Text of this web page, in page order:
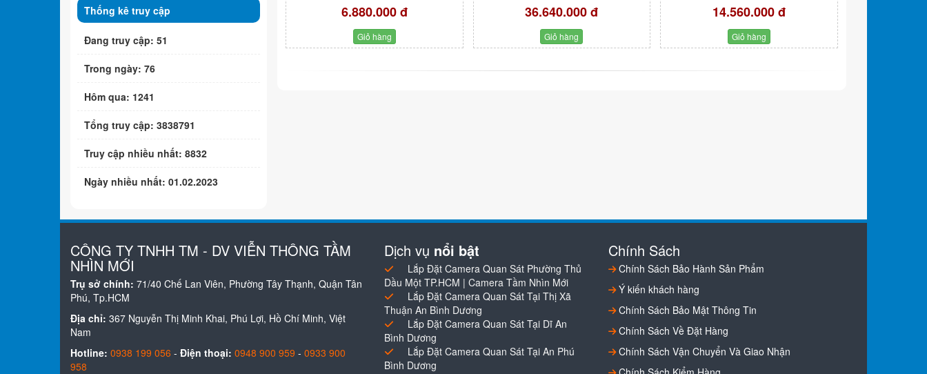
6.880.000 đ
Giỏ hàng
36.640.000 đ
Giỏ hàng
14.560.000 đ
Giỏ hàng
Thống kê truy cập
Đang truy cập: 51
Trong ngày: 76
Hôm qua: 1241
Tổng truy cập: 3838791
Truy cập nhiều nhất: 8832
Ngày nhiều nhất: 01.02.2023
CÔNG TY TNHH TM - DV VIỄN THÔNG TẦM
NHÌN MỚI
Trụ sở chính: 71/40 Chế Lan Viên, Phường Tây Thạnh, Quận Tân
Phú, Tp.HCM
Địa chỉ: 367 Nguyễn Thị Minh Khai, Phú Lợi, Hồ Chí Minh, Việt
Nam
Hotline: 0938 199 056 - Điện thoại: 0948 900 959 - 0933 900
958
Dịch vụ nổi bật
Lắp Đặt Camera Quan Sát Phường Thủ
Dầu Một TP.HCM | Camera Tầm Nhìn Mới
Lắp Đặt Camera Quan Sát Tại Thị Xã
Thuận An Bình Dương
Lắp Đặt Camera Quan Sát Tại Dĩ An
Bình Dương
Lắp Đặt Camera Quan Sát Tại An Phú
Bình Dương
Chính Sách
Chính Sách Bảo Hành Sản Phẩm
Ý kiến khách hàng
Chính Sách Bảo Mật Thông Tin
Chính Sách Về Đặt Hàng
Chính Sách Vận Chuyển Và Giao Nhận